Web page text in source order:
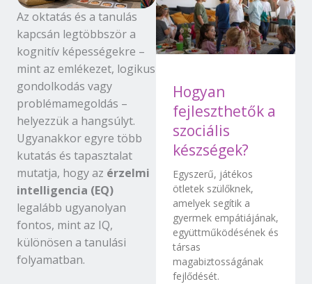
Az oktatás és a tanulás
kapcsán legtöbbször a
kognitív képességekre –
mint az emlékezet, logikus
gondolkodás vagy
problémamegoldás –
helyezzük a hangsúlyt.
Ugyanakkor egyre több
kutatás és tapasztalat
mutatja, hogy az érzelmi
intelligencia (EQ)
legalább ugyanolyan
fontos, mint az IQ,
különösen a tanulási
folyamatban.
Hogyan
fejleszthetők a
szociális
készségek?
Egyszerű, játékos
ötletek szülőknek,
amelyek segítik a
gyermek empátiájának,
együttműködésének és
társas
magabiztosságának
fejlődését.